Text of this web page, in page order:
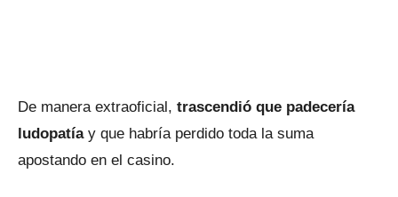
De manera extraoficial, trascendió que padecería
ludopatía y que habría perdido toda la suma
apostando en el casino.